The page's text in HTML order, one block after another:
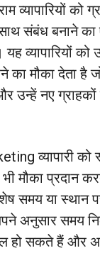
व्यापारियों को
संबंध बनाने का
यह व्यापारियों
का मौका देता है
उन्हें नए
व्यापारी को
मौका प्रदान
समय या स्थान
अनुसार समय
हो सकते हैं और